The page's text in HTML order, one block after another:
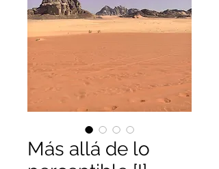
Más allá de lo